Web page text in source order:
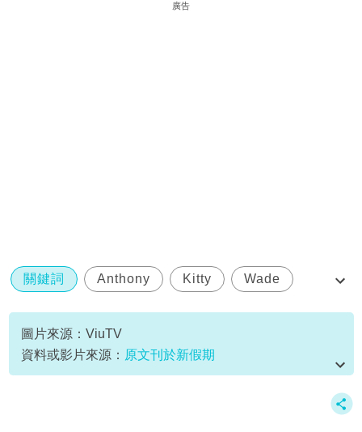
廣告
關鍵詞 Anthony Kitty Wade
戀愛等高線
圖片來源：ViuTV
資料或影片來源： 原文刊於新假期